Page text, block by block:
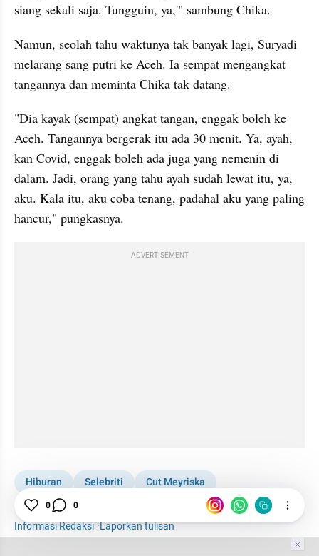
siang sekali saja. Tungguin, ya,'" sambung Chika.
Namun, seolah tahu waktunya tak banyak lagi, Suryadi
melarang sang putri ke Aceh. Ia sempat mengangkat
tangannya dan meminta Chika tak datang.
"Dia kayak (sempat) angkat tangan, enggak boleh ke
Aceh. Tangannya bergerak itu ada 30 menit. Ya, ayah,
kan Covid, enggak boleh ada juga yang nemenin di
dalam. Jadi, orang yang tahu ayah sudah lewat itu, ya,
aku. Kala itu, aku coba tenang, padahal aku yang paling
hancur," pungkasnya.
ADVERTISEMENT
Hiburan Selebriti
Cut Meyriska
Roger Danuarta
Informasi Redaksi·Laporkan tulisan
0 0